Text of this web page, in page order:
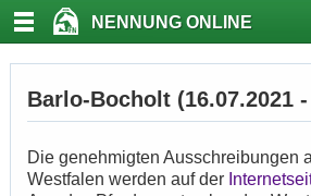
NENNUNG ONLINE
Barlo-Bocholt (16.07.2021 -
Die genehmigten Ausschreibungen
Westfalen werden auf der